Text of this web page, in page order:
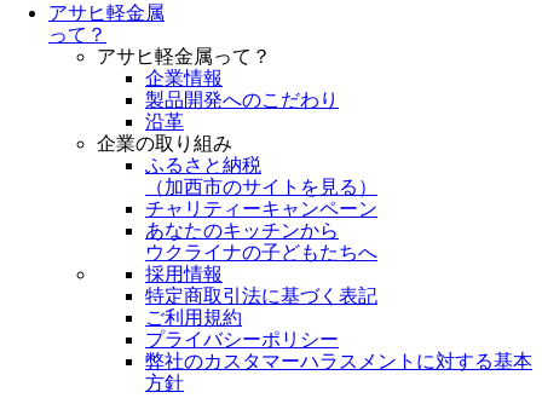
アサヒ軽金属
って？
アサヒ軽金属って？
企業情報
製品開発へのこだわり
沿革
企業の取り組み
ふるさと納税
（加西市のサイトを見る ）
チャリティーキャンペーン
あなたのキッチンから
ウクライナの子どもたちへ
採用情報
特定商取引法に基づく表記
ご利用規約
プライバシーポリシー
弊社のカスタマーハラスメントに対する基本
方針